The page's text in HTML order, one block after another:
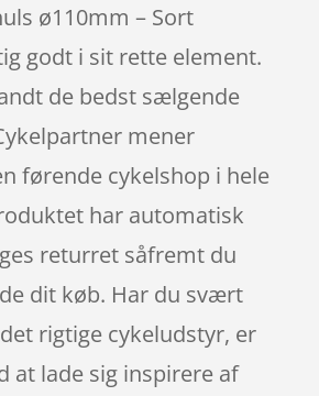
ø110mm – Sort
godt i sit rette element.
de bedst sælgende
mener
førende cykelshop i hele
har automatisk
returret såfremt du
dit køb. Har du svært
rigtige cykeludstyr, er
at lade sig inspirere af